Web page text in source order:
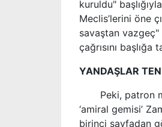
kuruldu"
Meclis’lerini öne
savaştan vazgeç"
çağrısını
YANDAŞLAR
Peki, patron
‘amiral gemisi’
birinci sayfadan